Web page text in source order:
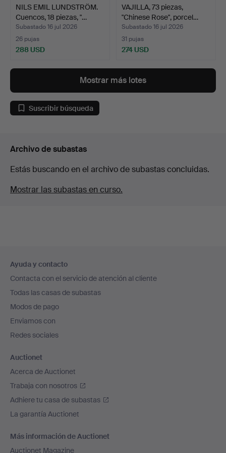
NILS EMIL LUNDSTRÖM.
Cuencos, 18 piezas, "…
Subastado 16 jul 2026
26 pujas
288 USD
VAJILLA, 73 piezas,
"Chinese Rose", porcel…
Subastado 16 jul 2026
31 pujas
274 USD
Mostrar más lotes
Suscribir búsqueda
Archivo de subastas
Estás buscando en el archivo de subastas concluidas.
Mostrar las subastas en curso.
en
el
pie
de
página
Ayuda y contacto
Contacta con el servicio de atención al cliente
Todas las casas de subastas
Modos de pago
Enviamos con
Redes sociales
Auctionet
Acerca de Auctionet
Trabaja con nosotros
Adhiere tu casa de subastas
La garantía Auctionet
Más información de Auctionet
Auctionet Magazine